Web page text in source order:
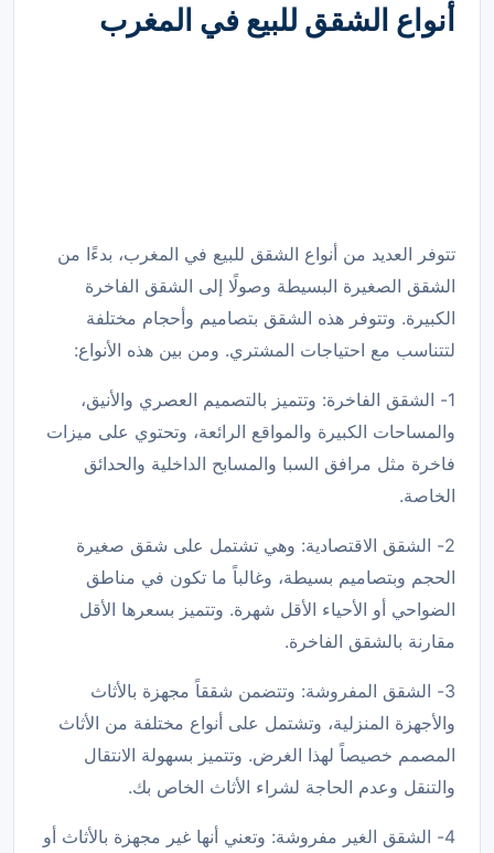
أنواع الشقق للبيع في المغرب
تتوفر العديد من أنواع الشقق للبيع في المغرب، بدءًا من
الشقق الصغيرة البسيطة وصولًا إلى الشقق الفاخرة
الكبيرة. وتتوفر هذه الشقق بتصاميم وأحجام مختلفة
لتتناسب مع احتياجات المشتري. ومن بين هذه الأنواع:
1- الشقق الفاخرة: وتتميز بالتصميم العصري والأنيق،
والمساحات الكبيرة والمواقع الرائعة، وتحتوي على ميزات
فاخرة مثل مرافق السبا والمسابح الداخلية والحدائق
الخاصة.
2- الشقق الاقتصادية: وهي تشتمل على شقق صغيرة
الحجم وبتصاميم بسيطة، وغالباً ما تكون في مناطق
الضواحي أو الأحياء الأقل شهرة. وتتميز بسعرها الأقل
مقارنة بالشقق الفاخرة.
3- الشقق المفروشة: وتتضمن شققاً مجهزة بالأثاث
والأجهزة المنزلية، وتشتمل على أنواع مختلفة من الأثاث
المصمم خصيصاً لهذا الغرض. وتتميز بسهولة الانتقال
والتنقل وعدم الحاجة لشراء الأثاث الخاص بك.
4- الشقق الغير مفروشة: وتعني أنها غير مجهزة بالأثاث أو